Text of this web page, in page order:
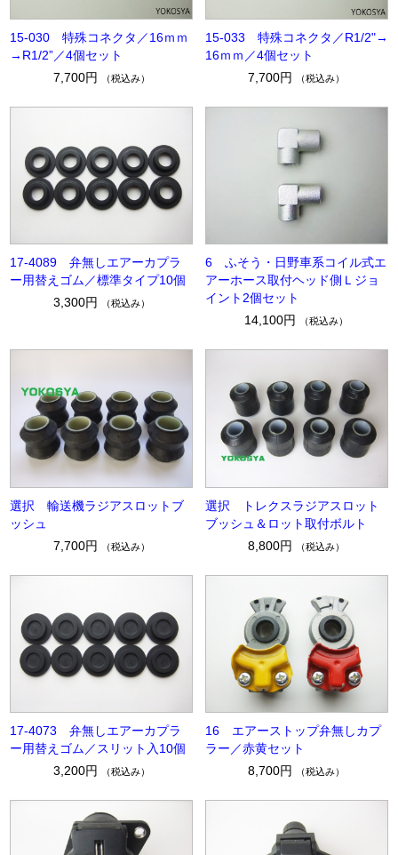
15-030 特殊コネクタ／16ｍｍ
→R1/2”／4個セット
7,700円
（税込み）
15-033 特殊コネクタ／R1/2"→
16ｍｍ／4個セット
7,700円
（税込み）
17-4089 弁無しエアーカプラ
ー用替えゴム／標準タイプ10個
3,300円
（税込み）
6 ふそう・日野車系コイル式エ
アーホース取付ヘッド側Ｌジョ
イント2個セット
14,100円
（税込み）
選択 輸送機ラジアスロットブ
ッシュ
7,700円
（税込み）
選択 トレクスラジアスロット
ブッシュ＆ロット取付ボルト
8,800円
（税込み）
17-4073 弁無しエアーカプラ
ー用替えゴム／スリット入10個
3,200円
（税込み）
16 エアーストップ弁無しカプ
ラー／赤黄セット
8,700円
（税込み）